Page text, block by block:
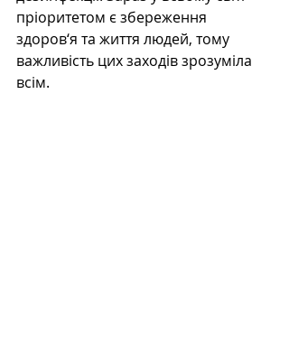
пріоритетом є збереження
здоров‘я та життя людей, тому
важливість цих заходів зрозуміла
всім.